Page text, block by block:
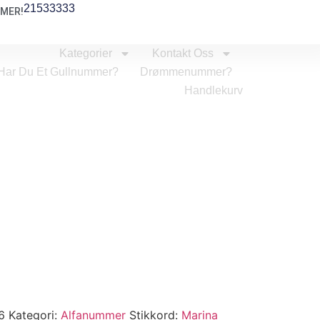
21533333
Kategorier
Kontakt Oss
Har Du Et Gullnummer?
Drømmenummer?
Handlekurv
Kategori: Alfanummer Stikkord: Marina